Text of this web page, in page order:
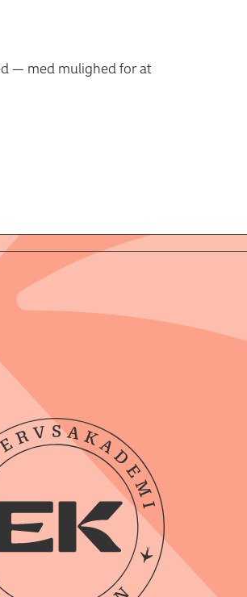
— med mulighed for at